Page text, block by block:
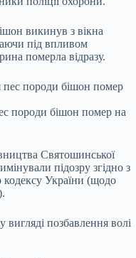
викинув з вікна
під впливом
померла відразу.
породи бішон помер на
Святошинської
підозру згідно з
кодексу України (щодо
вигляді позбавлення волі